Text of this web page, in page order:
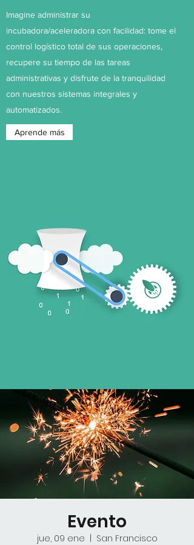
Imagine administrar su
incubadora/aceleradora con facilidad: tome el
control logístico total de sus operaciones,
recupere su tiempo de las tareas
administrativas y disfrute de la tranquilidad
con nuestros sistemas integrales y
automatizados.
Aprende más
Evento
jue, 09 ene
San Francisco